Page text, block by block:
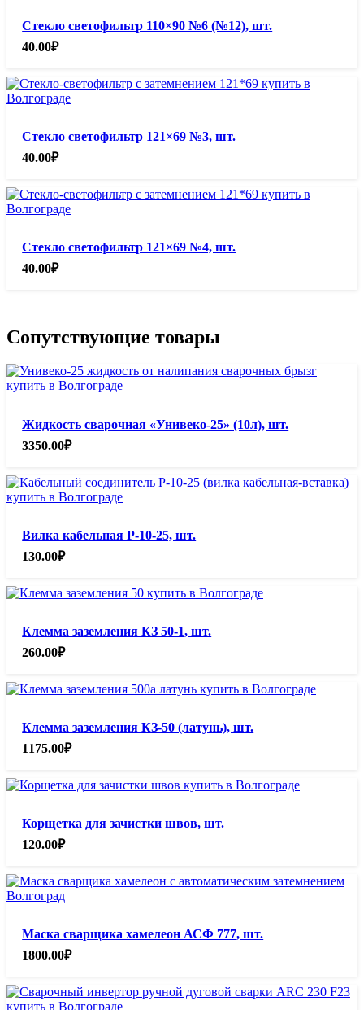
Стекло светофильтр 110×90 №6 (№12), шт.
40.00₽
Стекло светофильтр 121×69 №3, шт.
40.00₽
Стекло светофильтр 121×69 №4, шт.
40.00₽
Сопутствующие товары
Жидкость сварочная «Унивеко-25» (10л), шт.
3350.00₽
Вилка кабельная Р-10-25, шт.
130.00₽
Клемма заземления КЗ 50-1, шт.
260.00₽
Клемма заземления КЗ-50 (латунь), шт.
1175.00₽
Корщетка для зачистки швов, шт.
120.00₽
Маска сварщика хамелеон АСФ 777, шт.
1800.00₽